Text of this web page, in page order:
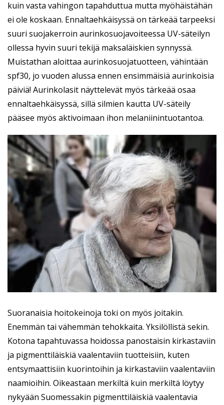
kuin vasta vahingon tapahduttua mutta myöhäistähän
ei ole koskaan. Ennaltaehkäisyssä on tärkeää tarpeeksi
suuri suojakerroin aurinkosuojavoiteessa UV-säteilyn
ollessa hyvin suuri tekijä maksaläiskien synnyssä.
Muistathan aloittaa aurinkosuojatuotteen, vähintään
spf30, jo vuoden alussa ennen ensimmäisiä aurinkoisia
päiviä! Aurinkolasit näyttelevät myös tärkeää osaa
ennaltaehkäisyssä, sillä silmien kautta UV-säteily
pääsee myös aktivoimaan ihon melaniinintuotantoa.
Suoranaisia hoitokeinoja toki on myös joitakin.
Enemmän tai vähemmän tehokkaita. Yksilöllistä sekin.
Kotona tapahtuvassa hoidossa panostaisin kirkastaviin
ja pigmenttiläiskiä vaalentaviin tuotteisiin, kuten
entsymaattisiin kuorintoihin ja kirkastaviin vaalentaviin
naamioihin. Oikeastaan merkiltä kuin merkiltä löytyy
nykyään Suomessakin pigmenttiläiskiä vaalentavia